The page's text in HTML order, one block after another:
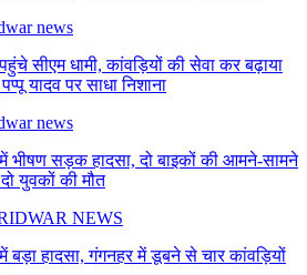
पहुंचे सीएम धामी, कांवड़ियों की सेवा कर बढ़ाया
यादव पर साधा निशाना
में भीषण सड़क हादसा, दो बाइकों की आमने-सामने
युवकों की मौत
में बड़ा हादसा, गंगनहर में डूबने से चार कांवड़ियों